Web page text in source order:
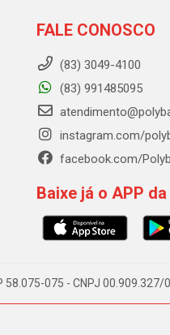
FALE CONOSCO
(83) 3049-4100
(83) 991485095
instagram.com/
facebook.com/
Baixe já o APP
075 - CNPJ 00.909.327/